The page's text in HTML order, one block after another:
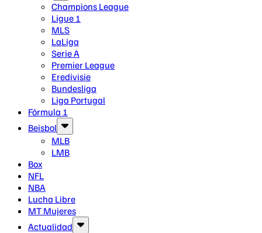
Champions League
Ligue 1
MLS
LaLiga
Serie A
Premier League
Eredivisie
Bundesliga
Liga Portugal
Fórmula 1
Beisbol
MLB
LMB
Box
NFL
NBA
Lucha Libre
MT Mujeres
Actualidad